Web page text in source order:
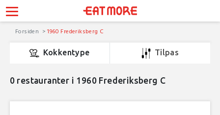
Forsiden 1960 Frederiksberg C
Kokkentype Tilpas
0 restauranter i 1960 Frederiksberg C